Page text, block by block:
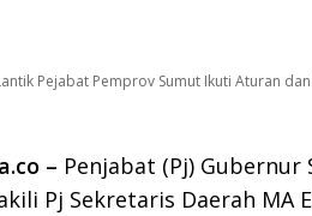
Pejabat Pemprov Sumut Ikuti Aturan
– Penjabat (Pj)
Pj Sekretaris Daerah MA